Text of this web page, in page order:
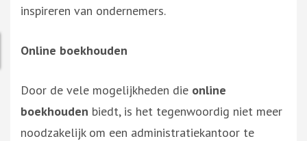
inspireren van ondernemers.
Online boekhouden
Door de vele mogelijkheden die online
boekhouden biedt, is het tegenwoordig niet meer
noodzakelijk om een administratiekantoor te